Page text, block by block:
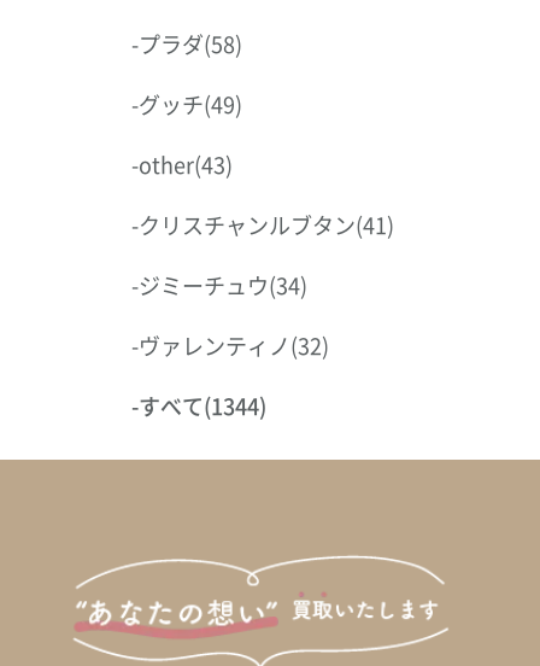
-プラダ(58)
-グッチ(49)
-other(43)
-クリスチャンルブタン(41)
-ジミーチュウ(34)
-ヴァレンティノ(32)
-すべて(1344)